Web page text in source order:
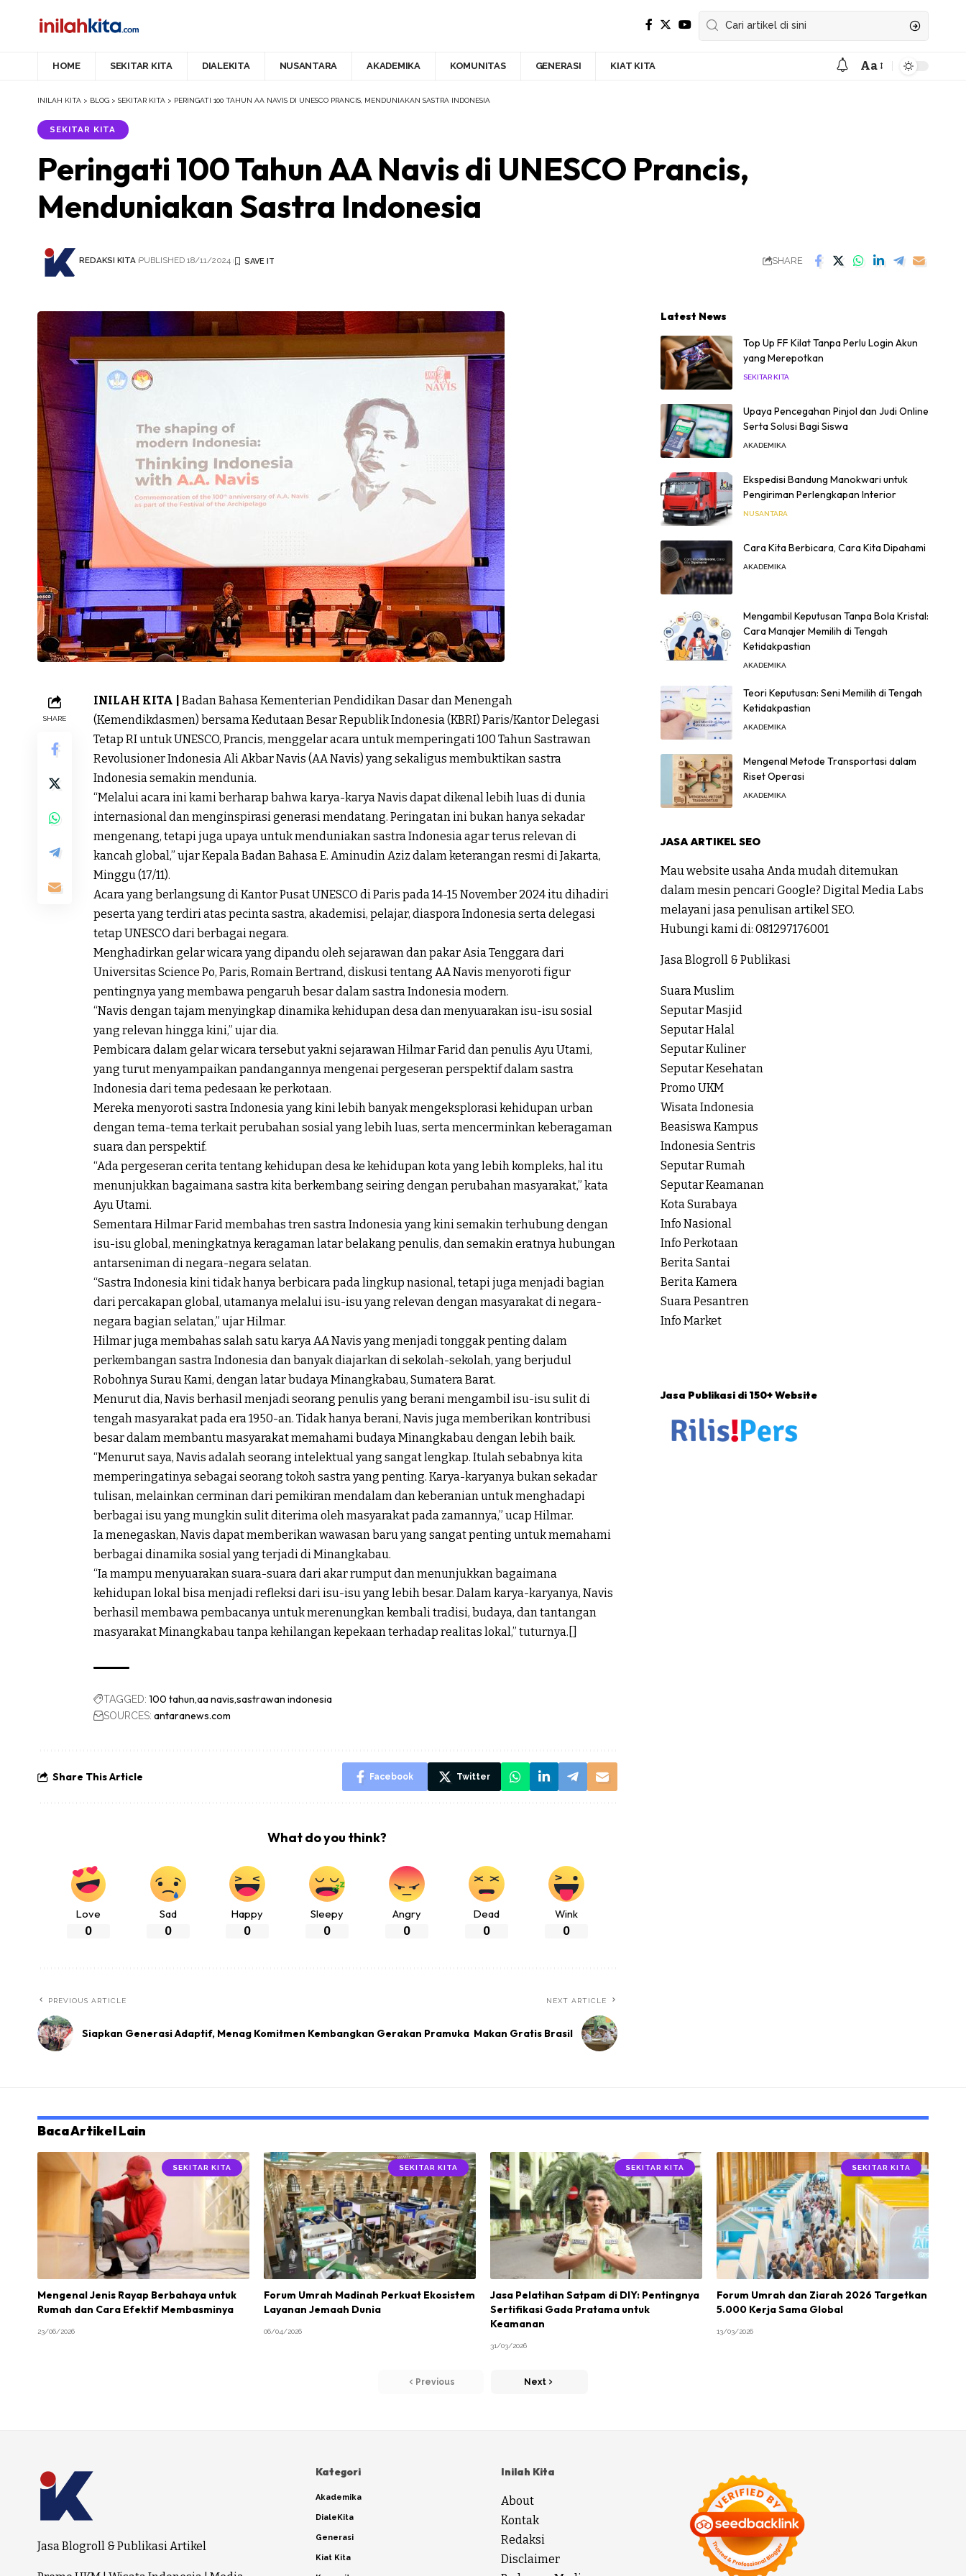
HOME SEKITAR KITA DIALEKITA NUSANTARA AKADEMIKA KOMUNITAS GENERASI KIAT KITA Aa
INILAH KITA > BLOG > SEKITAR KITA > PERINGATI 100 TAHUN AA NAVIS DI UNESCO PRANCIS, MENDUNIAKAN SASTRA INDONESIA
SEKITAR KITA
Peringati 100 Tahun AA Navis di UNESCO Prancis,
Menduniakan Sastra Indonesia
REDAKSI KITA PUBLISHED 18/11/2024 SHARE
SHARE
INILAH KITA |
Badan Bahasa Kementerian Pendidikan Dasar dan Menengah
(Kemendikdasmen) bersama Kedutaan Besar Republik Indonesia (KBRI) Paris/Kantor Delegasi
Tetap RI untukUNESCO, Prancis, menggelar acara untuk memperingati 100 Tahun Sastrawan
Revolusioner Indonesia Ali Akbar Navis (AA Navis) yang sekaligus membuktikan sastra
Indonesia semakin mendunia.
“Melalui acara ini kami berharap bahwa karya-karya Navis dapat dikenal lebih luas di dunia
internasional dan menginspirasi generasi mendatang. Peringatan ini bukan hanya sekadar
mengenang, tetapi juga upaya untuk menduniakan sastra Indonesia agar terus relevan di
kancah global,” ujar Kepala Badan Bahasa E. Aminudin Aziz dalam keterangan resmi di Jakarta,
Minggu (17/11).
Acara yang berlangsung di Kantor Pusat UNESCO di Paris pada 14-15 November 2024 itu dihadiri
peserta yang terdiri atas pecinta sastra, akademisi, pelajar, diaspora Indonesia serta delegasi
tetap UNESCO dari berbagai negara.
Menghadirkan gelar wicara yang dipandu oleh sejarawan dan pakar Asia Tenggara dari
Universitas Science Po, Paris, Romain Bertrand, diskusi tentang AA Navis menyoroti figur
pentingnya yang membawa pengaruh besar dalam sastra Indonesia modern.
“Navis dengan tajam menyingkap dinamika kehidupan desa dan menyuarakan isu-isu sosial
yang relevan hingga kini,” ujar dia.
Pembicara dalam gelar wicara tersebut yakni sejarawan Hilmar Farid dan penulis Ayu Utami,
yang turut menyampaikan pandangannya mengenai pergeseran perspektif dalam sastra
Indonesia dari tema pedesaan ke perkotaan.
Mereka menyoroti sastra Indonesia yang kini lebih banyak mengeksplorasi kehidupan urban
dengan tema-tema terkait perubahan sosial yang lebih luas, serta mencerminkan keberagaman
suara dan perspektif.
“Ada pergeseran cerita tentang kehidupan desa ke kehidupan kota yang lebih kompleks, hal itu
menunjukkan bagaimana sastra kita berkembang seiring dengan perubahan masyarakat,” kata
Ayu Utami.
Sementara Hilmar Farid membahas tren sastra Indonesia yang kini semakin terhubung dengan
isu-isu global, meningkatnya keragaman latar belakang penulis, dan semakin eratnya hubungan
antarseniman di negara-negara selatan.
“Sastra Indonesia kini tidak hanya berbicara pada lingkup nasional, tetapi juga menjadi bagian
dari percakapan global, utamanya melalui isu-isu yang relevan dengan masyarakat di negara-
negara bagian selatan,” ujar Hilmar.
Hilmar juga membahas salah satu karya AA Navis yang menjadi tonggak penting dalam
perkembangan sastra Indonesia dan banyak diajarkan di sekolah-sekolah, yang berjudul
Robohnya Surau Kami, dengan latar budaya Minangkabau, Sumatera Barat.
Menurut dia, Navis berhasil menjadi seorang penulis yang berani mengambil isu-isu sulit di
tengah masyarakat pada era 1950-an. Tidak hanya berani, Navis juga memberikan kontribusi
besar dalam membantu masyarakat memahami budaya Minangkabau dengan lebih baik.
“Menurut saya, Navis adalah seorang intelektual yang sangat lengkap. Itulah sebabnya kita
memperingatinya sebagai seorang tokoh sastra yang penting. Karya-karyanya bukan sekadar
tulisan, melainkan cerminan dari pemikiran mendalam dan keberanian untuk menghadapi
berbagai isu yang mungkin sulit diterima oleh masyarakat pada zamannya,” ucap Hilmar.
Ia menegaskan, Navis dapat memberikan wawasan baru yang sangat penting untuk memahami
berbagai dinamika sosial yang terjadi di Minangkabau.
“Ia mampu menyuarakan suara-suara dari akar rumput dan menunjukkan bagaimana
kehidupan lokal bisa menjadi refleksi dari isu-isu yang lebih besar. Dalam karya-karyanya, Navis
berhasil membawa pembacanya untuk merenungkan kembali tradisi, budaya, dan tantangan
masyarakat Minangkabau tanpa kehilangan kepekaan terhadap realitas lokal,” tuturnya.[]
TAGGED: 100 tahun aa navis sastrawan indonesia
SOURCES: antaranews.com
Share This Article Facebook Twitter
What do you think?
Love
0
Sad
0
Happy
0
Sleepy
0
Angry
0
Dead
0
Wink
0
PREVIOUS ARTICLE
Siapkan Generasi Adaptif, Menag Komitmen Kembangkan Gerakan Pramuka
NEXT ARTICLE
Makan Gratis Brasil
Latest News
Top Up FF Kilat Tanpa Perlu Login Akun
yang Merepotkan
SEKITAR KITA
Upaya Pencegahan Pinjol dan Judi Online
Serta Solusi Bagi Siswa
AKADEMIKA
Ekspedisi Bandung Manokwari untuk
Pengiriman Perlengkapan Interior
NUSANTARA
Cara Kita Berbicara, Cara Kita Dipahami
AKADEMIKA
Mengambil Keputusan Tanpa Bola Kristal:
Cara Manajer Memilih di Tengah
Ketidakpastian
AKADEMIKA
Teori Keputusan: Seni Memilih di Tengah
Ketidakpastian
AKADEMIKA
Mengenal Metode Transportasi dalam
Riset Operasi
AKADEMIKA
JASA ARTIKEL SEO
Mau website usaha Anda mudah ditemukan
dalam mesin pencari Google? Digital Media Labs
melayani jasa penulisan artikel SEO.
Hubungi kami di: 081297176001
Jasa Blogroll & Publikasi
Suara Muslim
Seputar Masjid
Seputar Halal
Seputar Kuliner
Seputar Kesehatan
Promo UKM
Wisata Indonesia
Beasiswa Kampus
Indonesia Sentris
Seputar Rumah
Seputar Keamanan
Kota Surabaya
Info Nasional
Info Perkotaan
Berita Santai
Berita Kamera
Suara Pesantren
Info Market
Jasa Publikasi di 150+ Website
Baca Artikel Lain
SEKITAR KITA
Mengenal Jenis Rayap Berbahaya untuk
Rumah dan Cara Efektif Membasminya
23/06/2026
SEKITAR KITA
Forum Umrah Madinah Perkuat Ekosistem
Layanan Jemaah Dunia
06/04/2026
SEKITAR KITA
Jasa Pelatihan Satpam di DIY: Pentingnya
Sertifikasi Gada Pratama untuk
Keamanan
31/03/2026
SEKITAR KITA
Forum Umrah dan Ziarah 2026 Targetkan
5.000 Kerja Sama Global
13/03/2026
Previous Next
Jasa Blogroll & Publikasi Artikel
Kategori
Akademika
DialeKita
Generasi
Kiat Kita
Inilah Kita
About
Kontak
Redaksi
Disclaimer